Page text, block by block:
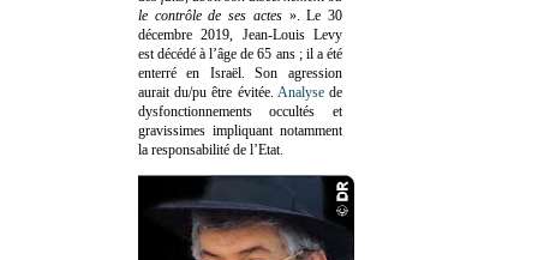
le contrôle de ses actes». Le 30
décembre 2019, Jean-Louis Levy
est décédé à l’âge de 65 ans ; il a été
enterré en Israël. Son agression
aurait du/pu être évitée. Analysede
dysfonctionnements occultés et
gravissimes impliquant notamment
la responsabilité de l’Etat.